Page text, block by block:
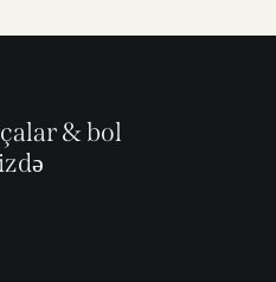
& bol